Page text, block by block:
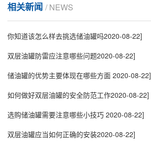
相关新闻 / NEWS
你知道该怎么样去挑选储油罐吗2020-08-22]
双层油罐防雷应注意哪些问题2020-08-22]
储油罐的优势主要体现在哪些方面 2020-08-22]
如何做好双层油罐的安全防范工作2020-08-22]
选购储油罐需要注意哪些小技巧 2020-08-22]
双层油罐应当如何正确的安装2020-08-22]